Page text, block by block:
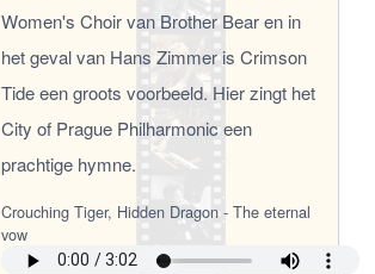
Women's Choir van Brother Bear en in
het geval van Hans Zimmer is Crimson
Tide een groots voorbeeld. Hier zingt het
City of Prague Philharmonic een
prachtige hymne.